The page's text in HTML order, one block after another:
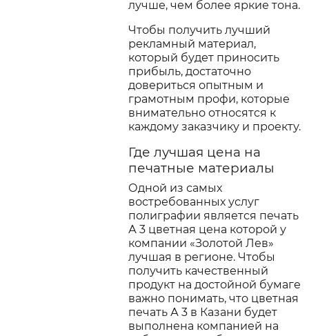
лучше, чем более яркие тона.
Чтобы получить лучший
рекламный материал,
который будет приносить
прибыль, достаточно
довериться опытным и
грамотным профи, которые
внимательно относятся к
каждому заказчику и проекту.
Где лучшая цена на
печатные материалы
Одной из самых
востребованных услуг
полиграфии является печать
А 3 цветная цена которой у
компании «Золотой Лев»
лучшая в регионе. Чтобы
получить качественный
продукт на достойной бумаге
важно понимать, что цветная
печать А 3 в Казани будет
выполнена компанией на